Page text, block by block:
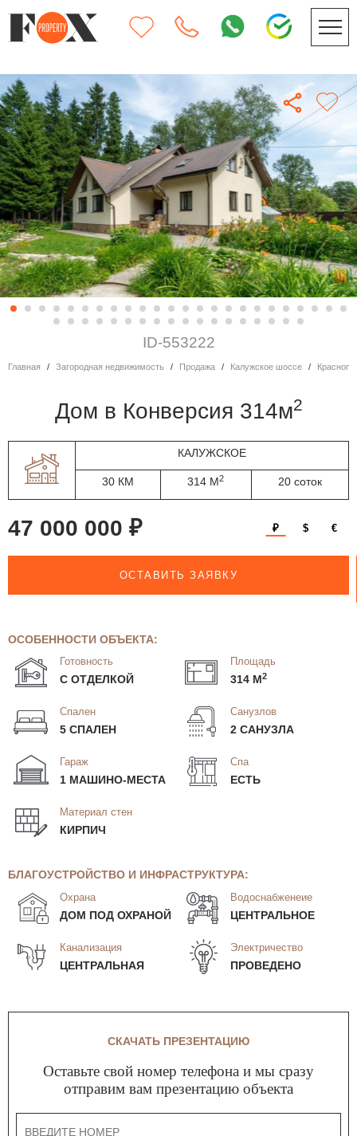
ID-553222
Главная Загородная недвижимость Продажа Калужское шоссе
дом в Конверсия 314м2
КАЛУЖСКОЕ
30 КМ 314 М2 20 соток
47 000 000 ₽ ₽ $ €
ОСТАВИТЬ ЗАЯВКУ
ОСОБЕННОСТИ ОБЪЕКТА:
Готовность
С ОТДЕЛКОЙ
Площадь
314 М2
Спален
5 СПАЛЕН
Санузлов
2 САНУЗЛА
Гараж
1 МАШИНО-МЕСТА
Спа
ЕСТЬ
Материал стен
КИРПИЧ
БЛАГОУСТРОЙСТВО И ИНФРАСТРУКТУРА:
Охрана
ДОМ ПОД ОХРАНОЙ
Водоснабженеие
ЦЕНТРАЛЬНОЕ
Канализация
ЦЕНТРАЛЬНАЯ
Электричество
ПРОВЕДЕНО
СКАЧАТЬ ПРЕЗЕНТАЦИЮ
Оставьте свой номер телефона и мы сразу
отправим вам презентацию объекта